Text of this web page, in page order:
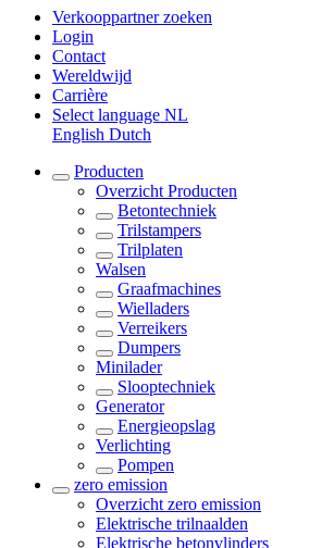
Verkooppartner zoeken
Login
Contact
Wereldwijd
Carrière
Select language NL
English Dutch
Producten
Overzicht Producten
Betontechniek
Trilstampers
Trilplaten
Walsen
Graafmachines
Wielladers
Verreikers
Dumpers
Minilader
Slooptechniek
Generator
Energieopslag
Verlichting
Pompen
zero emission
Overzicht zero emission
Elektrische trilnaalden
Elektrische betonvlinders